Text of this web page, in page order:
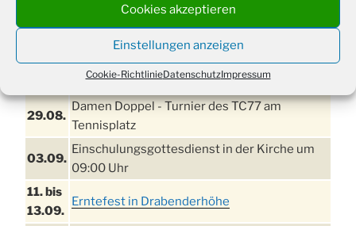
Cookies akzeptieren
Einstellungen anzeigen
Cookie-RichtlinieDatenschutzImpressum
TERMINE
21. bis Sommerfreizeit der Ev. Jugend in Berlin für
Kinder ab 13 Jahren
29.08.
Damen Doppel - Turnier des TC77 am
Tennisplatz
03.09.
Einschulungsgottesdienst in der Kirche um
09:00 Uhr
11. bis
13.09.
Erntefest in Drabenderhöhe